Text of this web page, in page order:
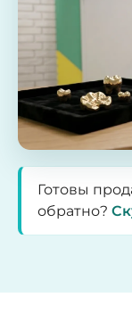
Готовы
обратно?